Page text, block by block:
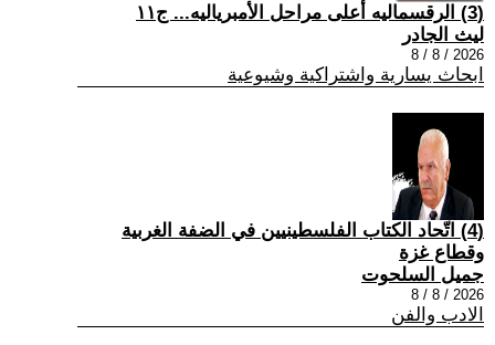
(3) الرقسماليه أعلى مراحل الأمبرياليه... ج١١
ليث الجادر
2026 / 8 / 8
ابحاث يسارية واشتراكية وشيوعية
(4) اتّحاد الكتاب الفلسطينيين في الضفة الغربية
وقطاع غزة
جميل السلحوت
2026 / 8 / 8
الادب والفن